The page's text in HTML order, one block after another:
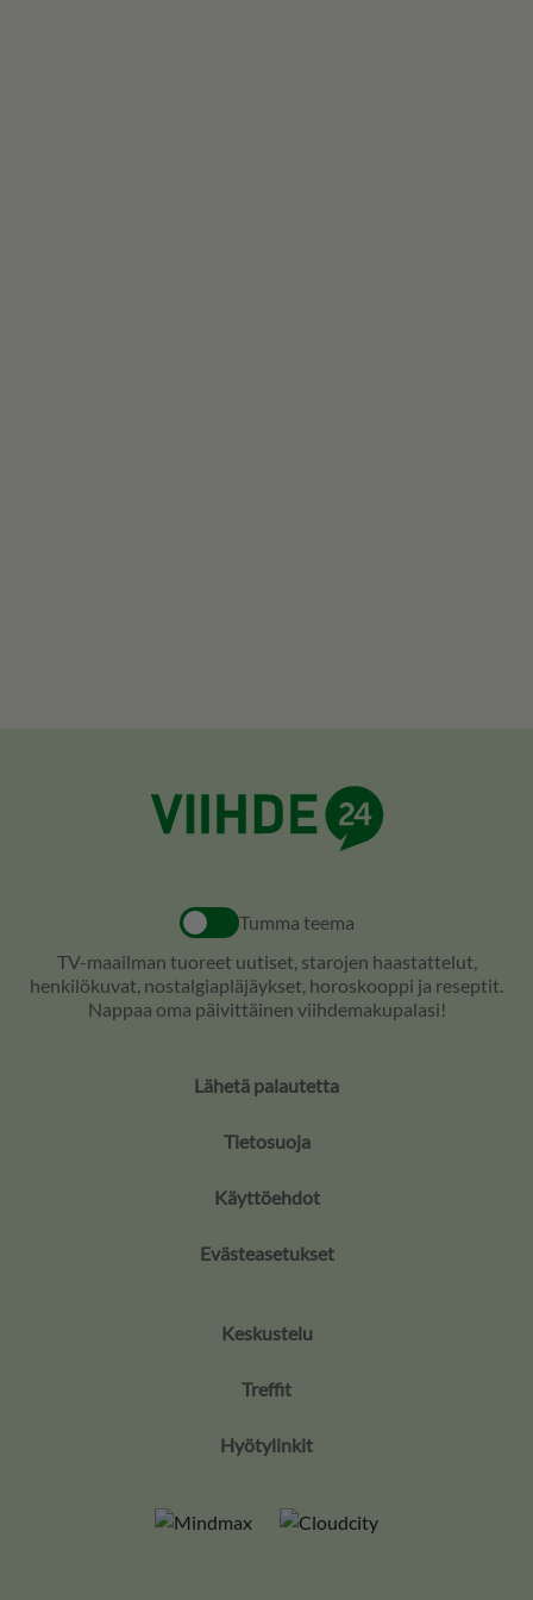
Tumma teema
TV-maailman tuoreet uutiset, starojen haastattelut,
henkilökuvat, nostalgiapläjäykset, horoskooppi ja reseptit.
Nappaa oma päivittäinen viihdemakupalasi!
Lähetä palautetta
Tietosuoja
Käyttöehdot
Evästeasetukset
Keskustelu
Treffit
Hyötylinkit